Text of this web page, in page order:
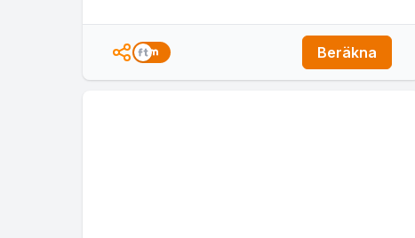
Beräkna